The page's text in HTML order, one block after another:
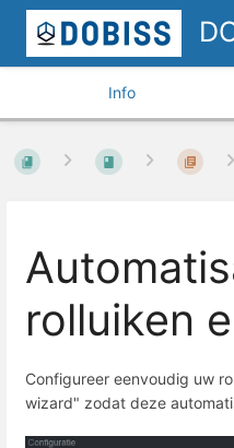
Info
rolluiken
Configureer eenvoudig uw
wizard" zodat deze